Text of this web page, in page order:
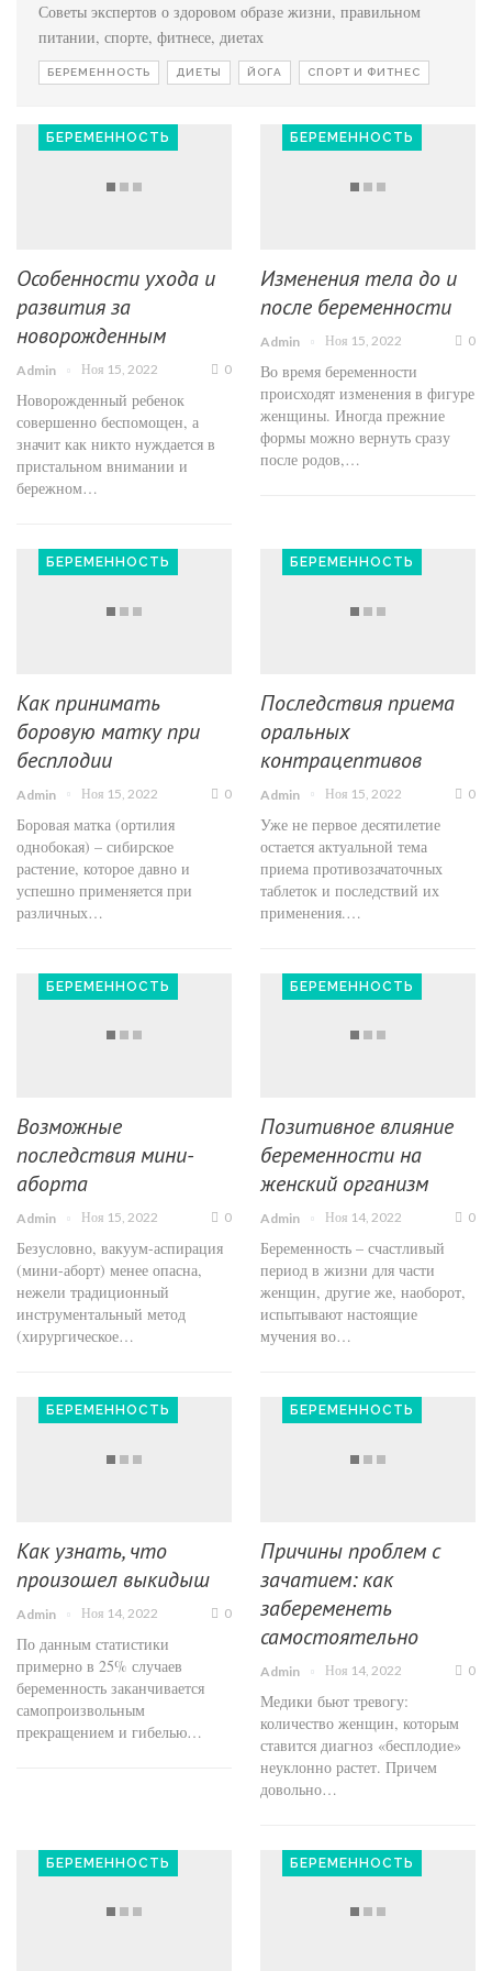
Советы экспертов о здоровом образе жизни, правильном
питании, спорте, фитнесе, диетах
БЕРЕМЕННОСТЬ ДИЕТЫ ЙОГА СПОРТ И ФИТНЕС
БЕРЕМЕННОСТЬ
Особенности ухода и
развития за
новорожденным
Admin Ноя 15, 2022 0
Новорожденный ребенок
совершенно беспомощен, а
значит как никто нуждается в
пристальном внимании и
бережном…
БЕРЕМЕННОСТЬ
Изменения тела до и
после беременности
Admin Ноя 15, 2022 0
Во время беременности
происходят изменения в фигуре
женщины. Иногда прежние
формы можно вернуть сразу
после родов,…
БЕРЕМЕННОСТЬ
Как принимать
боровую матку при
бесплодии
Admin Ноя 15, 2022 0
Боровая матка (ортилия
однобокая) – сибирское
растение, которое давно и
успешно применяется при
различных…
БЕРЕМЕННОСТЬ
Последствия приема
оральных
контрацептивов
Admin Ноя 15, 2022 0
Уже не первое десятилетие
остается актуальной тема
приема противозачаточных
таблеток и последствий их
применения.…
БЕРЕМЕННОСТЬ
Возможные
последствия мини-
аборта
Admin Ноя 15, 2022 0
Безусловно, вакуум-аспирация
(мини-аборт) менее опасна,
нежели традиционный
инструментальный метод
(хирургическое…
БЕРЕМЕННОСТЬ
Позитивное влияние
беременности на
женский организм
Admin Ноя 14, 2022 0
Беременность – счастливый
период в жизни для части
женщин, другие же, наоборот,
испытывают настоящие
мучения во…
БЕРЕМЕННОСТЬ
Как узнать, что
произошел выкидыш
Admin Ноя 14, 2022 0
По данным статистики
примерно в 25% случаев
беременность заканчивается
самопроизвольным
прекращением и гибелью…
БЕРЕМЕННОСТЬ
Причины проблем с
зачатием: как
забеременеть
самостоятельно
Admin Ноя 14, 2022 0
Медики бьют тревогу:
количество женщин, которым
ставится диагноз «бесплодие»
неуклонно растет. Причем
довольно…
БЕРЕМЕННОСТЬ БЕРЕМЕННОСТЬ